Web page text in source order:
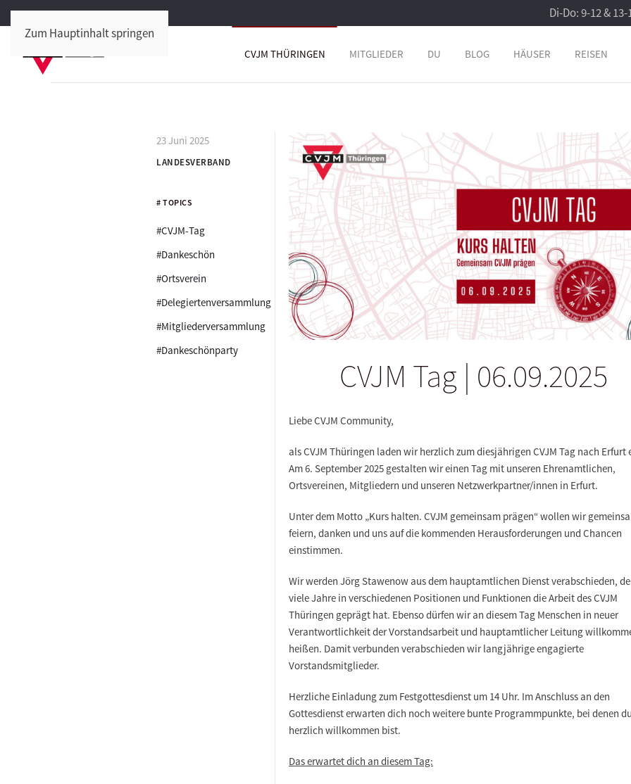
Zum Hauptinhalt springen
Di-Do: 9-12 &
CVJM THÜRINGEN MITGLIEDER DU BLOG HÄUSER REISEN
23 Juni 2025
LANDESVERBAND
# TOPICS
#CVJM-Tag
#Dankeschön
#Ortsverein
#Delegiertenversammlung
#Mitgliederversammlung
#Dankeschönparty
CVJM Tag | 06.09.2025
Liebe CVJM Community,
als CVJM Thüringen laden wir herzlich zum diesjährigen CVJM Tag nach Erfurt
Am 6. September 2025 gestalten wir einen Tag mit unseren Ehrenamtlichen,
Ortsvereinen, Mitgliedern und unseren Netzwerkpartner/innen in Erfurt.
Unter dem Motto „Kurs halten. CVJM gemeinsam prägen“ wollen wir
feiern, danken und uns auf die kommenden Herausforderungen und Chancen
einstimmen.
Wir werden Jörg Stawenow aus dem hauptamtlichen Dienst verabschieden,
viele Jahre in verschiedenen Positionen und Funktionen die Arbeit des CVJM
Thüringen geprägt hat. Ebenso dürfen wir an diesem Tag Menschen in neuer
Verantwortlichkeit der Vorstandsarbeit und hauptamtlicher Leitung
heißen. Damit verbunden verabschieden wir langjährige engagierte
Vorstandsmitglieder.
Herzliche Einladung zum Festgottesdienst um 14 Uhr. Im Anschluss an den
Gottesdienst erwarten dich noch weitere bunte Programmpunkte, bei denen
herzlich willkommen bist.
Das erwartet dich an diesem Tag: